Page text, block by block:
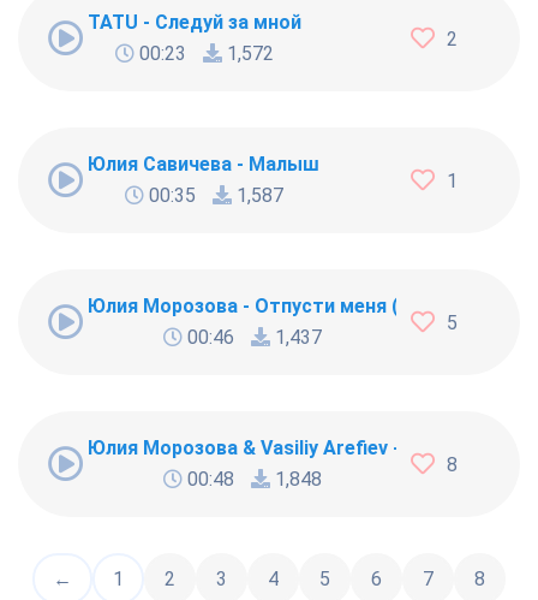
TATU - Следуй за мной
00:23
1,572
2
Юлия Савичева - Малыш
00:35
1,587
1
Юлия Морозова - Отпусти меня (DAL Remix)
00:46
1,437
5
Юлия Морозова & Vasiliy Arefiev - А дождь не
00:48
1,848
8
← 1 2 3 4 5 6 7 8